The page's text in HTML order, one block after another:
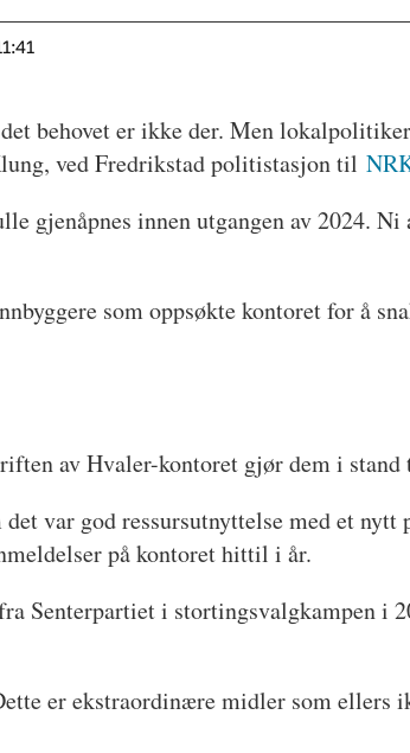
behovet er ikke der. Men
ved Fredrikstad politistasjon til
gjenåpnes innen utgangen av 2024.
som oppsøkte kontoret for å
av Hvaler-kontoret gjør dem i
var god ressursutnyttelse med et
på kontoret hittil i år.
Senterpartiet i stortingsvalgkampen i
er ekstraordinære midler som